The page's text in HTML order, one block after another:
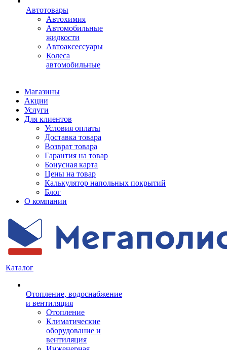
Автотовары
Автохимия
Автомобильные
жидкости
Автоаксессуары
Колеса
автомобильные
Магазины
Акции
Услуги
Для клиентов
Условия оплаты
Доставка товара
Возврат товара
Гарантия на товар
Бонусная карта
Цены на товар
Калькулятор напольных покрытий
Блог
О компании
Каталог
Отопление, водоснабжение
и вентиляция
Отопление
Климатические
оборудование и
вентиляция